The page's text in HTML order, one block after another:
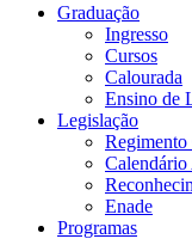
Graduação
Ingresso
Cursos
Calourada
Ensino de
Legislação
Regimento
Enade
Programas